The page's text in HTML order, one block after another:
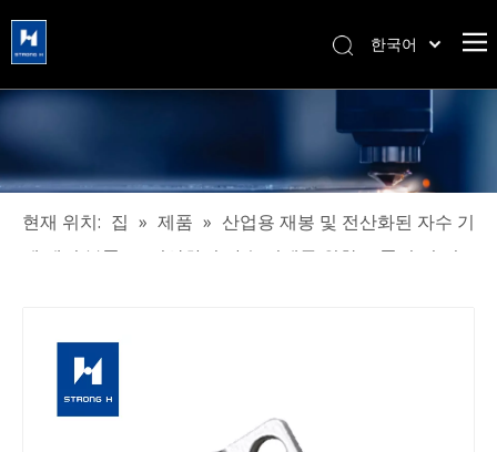
한국어
Türk dili
Tiếng Việt
Español
현재 위치: 집 » 제품 » 산업용 재봉 및 전산화된 자수 기
계 예비 부품
전산화된 자수 기계를 위한 고품질 긴 서